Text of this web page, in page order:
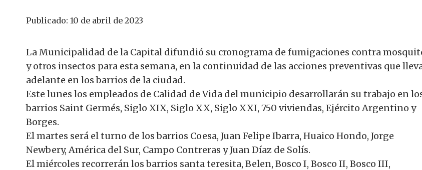
Publicado: 10 de abril de 2023
La Municipalidad de la Capital difundió su cronograma de fumigaciones contra
y otros insectos para esta semana, en la continuidad de las acciones preventivas que
adelante en los barrios de la ciudad.
Este lunes los empleados de Calidad de Vida del municipio desarrollarán su trabajo en
barrios Saint Germés, Siglo XIX, Siglo XX, Siglo XXI, 750 viviendas, Ejército Argentino y
Borges.
El martes será el turno de los barrios Coesa, Juan Felipe Ibarra, Huaico Hondo, Jorge
Newbery, América del Sur, Campo Contreras y Juan Díaz de Solís.
El miércoles recorrerán los barrios santa teresita, Belen, Bosco I, Bosco II, Bosco III,